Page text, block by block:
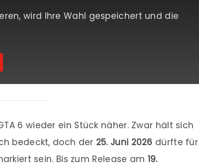
wird Ihre Wahl gespeichert und die
6 wieder ein Stück näher. Zwar hält sich
bedeckt, doch der 25. Juni 2026 dürfte für
sein. Bis zum Release am 19.